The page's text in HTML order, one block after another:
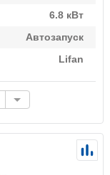
6.8 кВт
Автозапуск
Lifan